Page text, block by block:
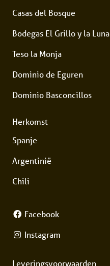
Casas del Bosque
Bodegas El Grillo y la Luna
Teso la Monja
Dominio de Eguren
Dominio Basconcillos
Herkomst
Spanje
Argentinië
Chili
Facebook
Instagram
Leveringsvoorwaarden